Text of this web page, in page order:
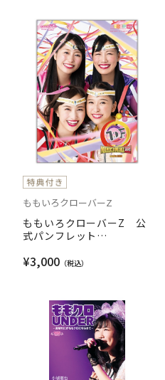
ももいろクローバーZ
ももいろクローバーZ 公
式パンフレット
Road to 2020-
¥3,000